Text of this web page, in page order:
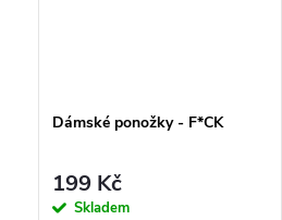
Dámské ponožky - F*CK
199 Kč
Skladem